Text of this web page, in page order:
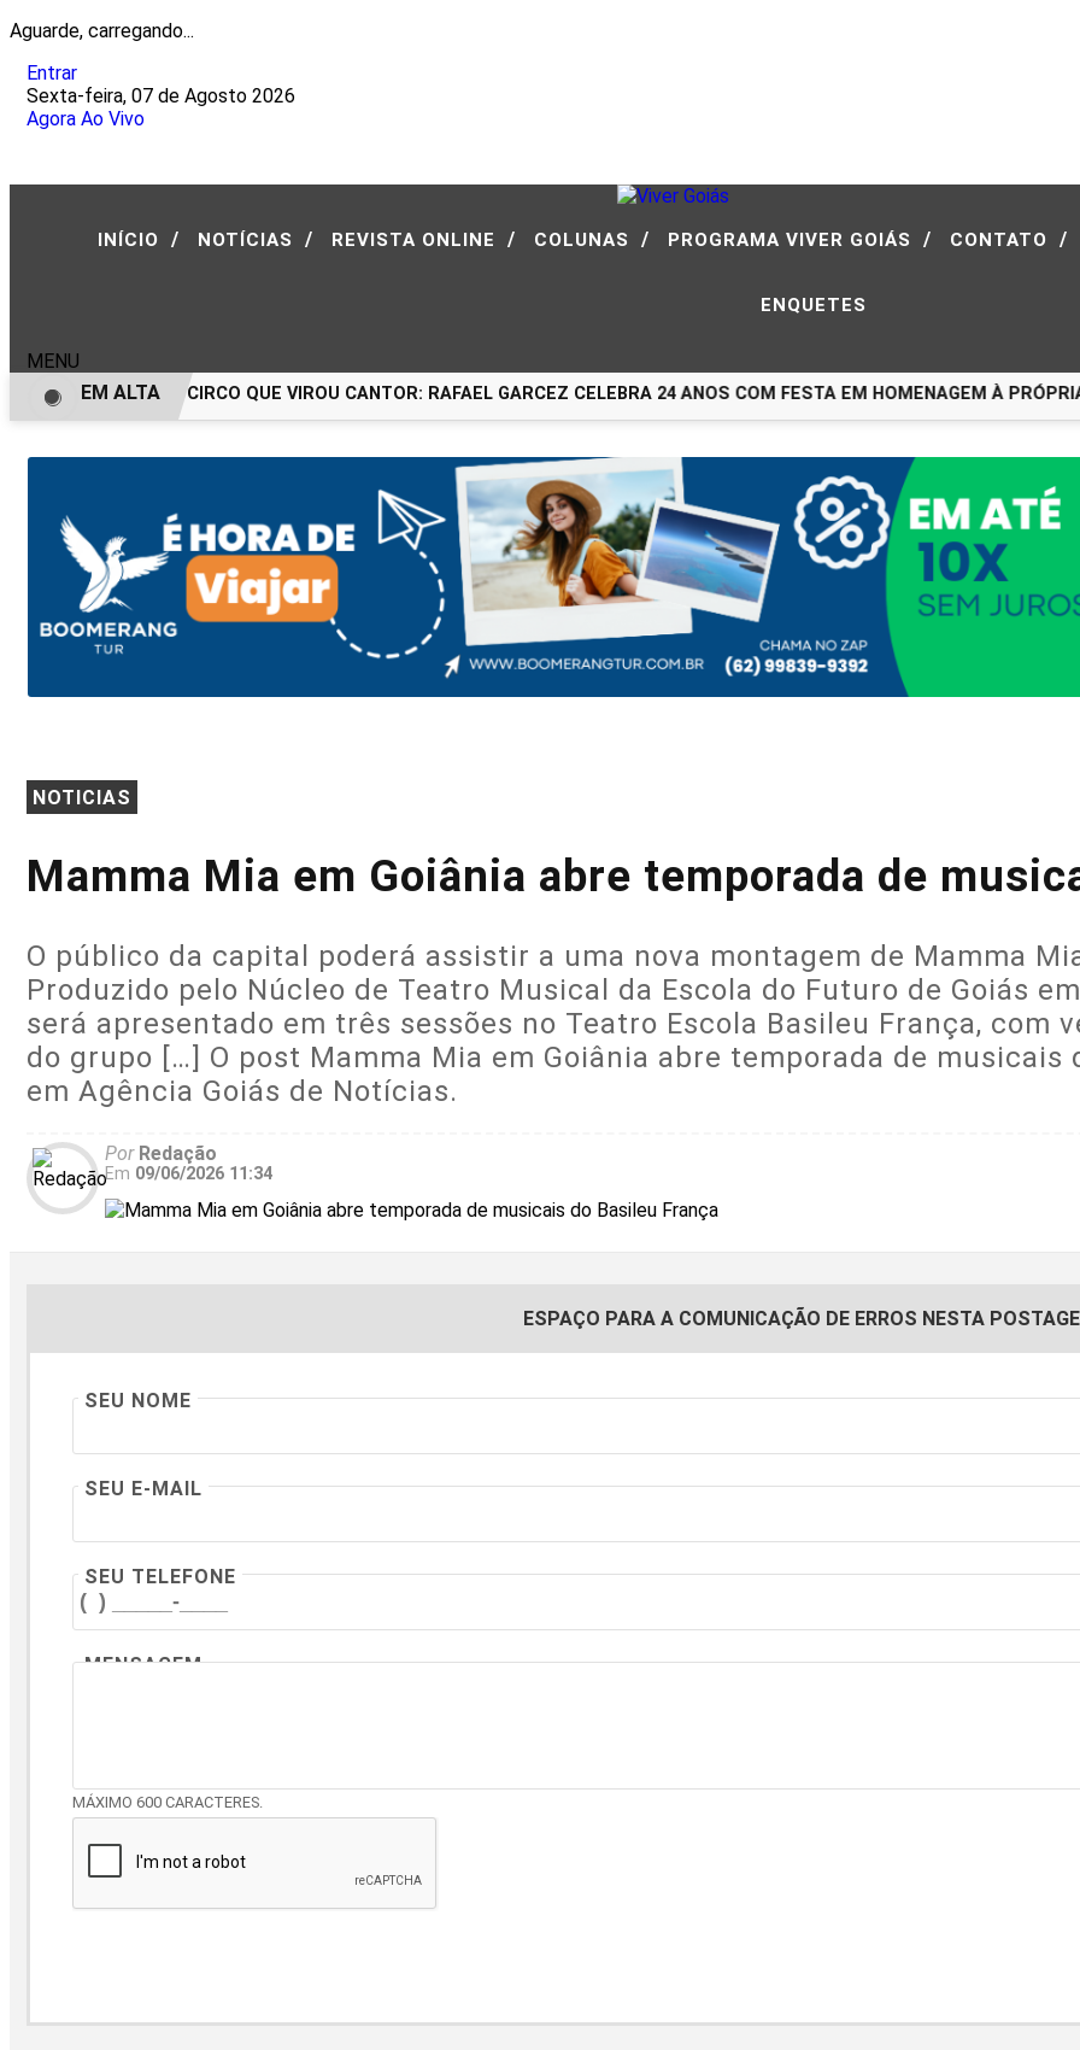
Aguarde, carregando...
Entrar
Sexta-feira, 07 de Agosto 2026
Agora Ao Vivo
INÍCIO / NOTÍCIAS / REVISTA ONLINE / COLUNAS / PROGRAMA VIVER GOIÁS / CONTATO /
ENQUETES
MENU
O MENINO DO CIRCO QUE VIROU CANTOR: RAFAEL GARCEZ CELEBRA 24 ANOS COM FESTA EM HOMENAGEM À PRÓPRIA
EM ALTA
NOTICIAS
Mamma Mia em Goiânia abre temporada de
O público da capital poderá assistir a uma nova montagem de Mamma
Produzido pelo Núcleo de Teatro Musical da Escola do Futuro de Goiás
será apresentado em três sessões no Teatro Escola Basileu França, com
do grupo […] O post Mamma Mia em Goiânia abre temporada de
em Agência Goiás de Notícias.
PorRedação
Em 09/06/2026 11:34
ESPAÇO PARA A COMUNICAÇÃO DE ERROS NESTA
SEU NOME
SEU E-MAIL
SEU TELEFONE
MENSAGEM
MÁXIMO 600 CARACTERES.